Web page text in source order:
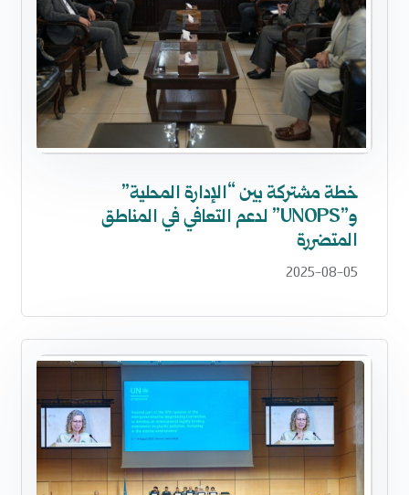
خطة مشتركة بين “الإدارة المحلية”
و”UNOPS” لدعم التعافي في المناطق
المتضررة
2025-08-05